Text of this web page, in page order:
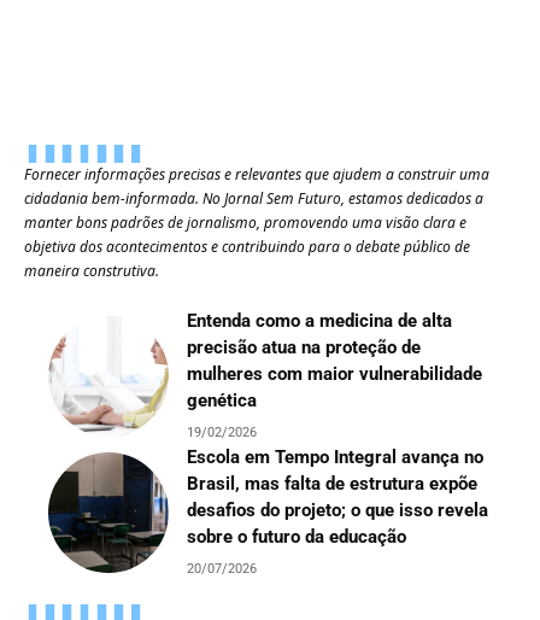
Fornecer informações precisas e relevantes que ajudem a construir uma
cidadania bem-informada. No Jornal Sem Futuro, estamos dedicados a
manter bons padrões de jornalismo, promovendo uma visão clara e
objetiva dos acontecimentos e contribuindo para o debate público de
maneira construtiva.
Entenda como a medicina de alta
precisão atua na proteção de
mulheres com maior vulnerabilidade
genética
19/02/2026
Escola em Tempo Integral avança no
Brasil, mas falta de estrutura expõe
desafios do projeto; o que isso revela
sobre o futuro da educação
20/07/2026